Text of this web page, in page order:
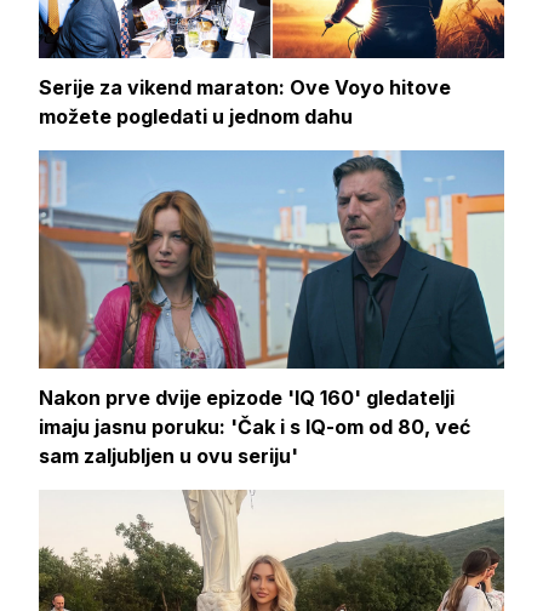
Serije za vikend maraton: Ove Voyo hitove
možete pogledati u jednom dahu
Nakon prve dvije epizode 'IQ 160' gledatelji
imaju jasnu poruku: 'Čak i s IQ-om od 80, već
sam zaljubljen u ovu seriju'